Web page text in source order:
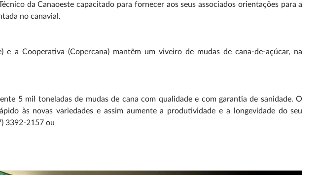
da Canaoeste capacitado para fornecer aos seus associados orientações para a
no canavial.
e a Cooperativa (Copercana) mantêm um viveiro de mudas de cana-de-açúcar, na
5 mil toneladas de mudas de cana com qualidade e com garantia de sanidade. O
às novas variedades e assim aumente a produtividade e a longevidade do seu
3392-2157 ou